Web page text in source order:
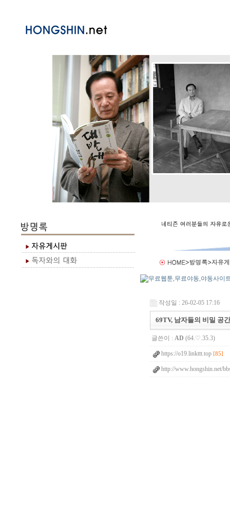
작성일 : 26-02-05 17:16
69TV, 남자들의 비밀 공간
글쓴이 : AD (64.♡.35.3)
https://o19.linkttt.top [85]
http://www.hongshin.net/